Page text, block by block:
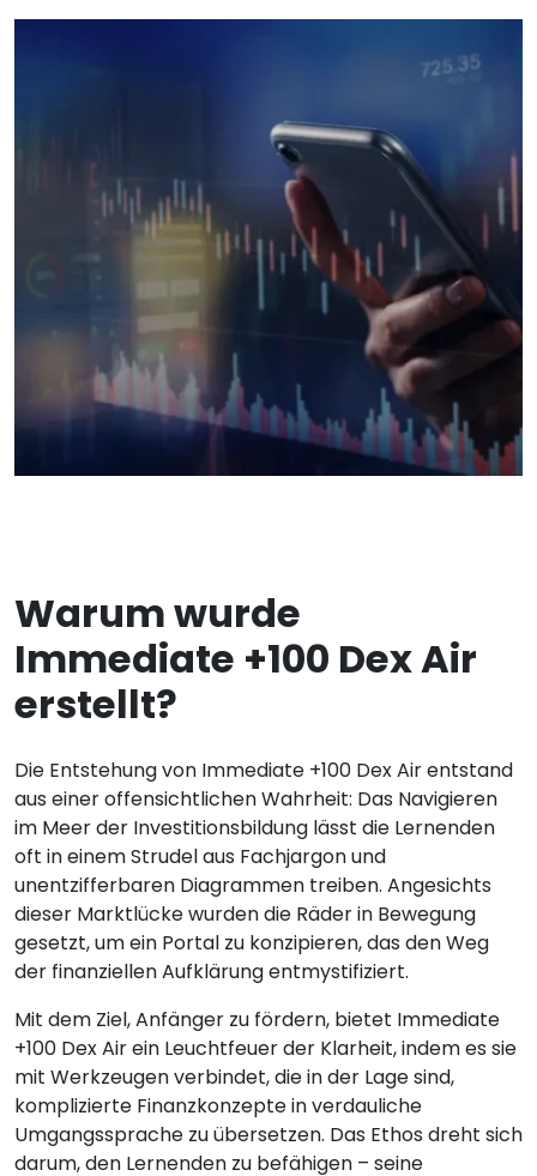
Warum wurde
Immediate +100 Dex Air
erstellt?
Die Entstehung von Immediate +100 Dex Air entstand
aus einer offensichtlichen Wahrheit: Das Navigieren
im Meer der Investitionsbildung lässt die Lernenden
oft in einem Strudel aus Fachjargon und
unentzifferbaren Diagrammen treiben. Angesichts
dieser Marktlücke wurden die Räder in Bewegung
gesetzt, um ein Portal zu konzipieren, das den Weg
der finanziellen Aufklärung entmystifiziert.
Mit dem Ziel, Anfänger zu fördern, bietet Immediate
+100 Dex Air ein Leuchtfeuer der Klarheit, indem es sie
mit Werkzeugen verbindet, die in der Lage sind,
komplizierte Finanzkonzepte in verdauliche
Umgangssprache zu übersetzen. Das Ethos dreht sich
darum, den Lernenden zu befähigen – seine